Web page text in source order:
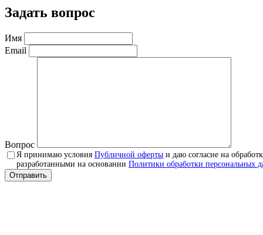
Задать вопрос
Имя
Email
Вопрос
Я принимаю условия Публичной оферты и даю согласие на
разработанными на основании Политики обработки персональных